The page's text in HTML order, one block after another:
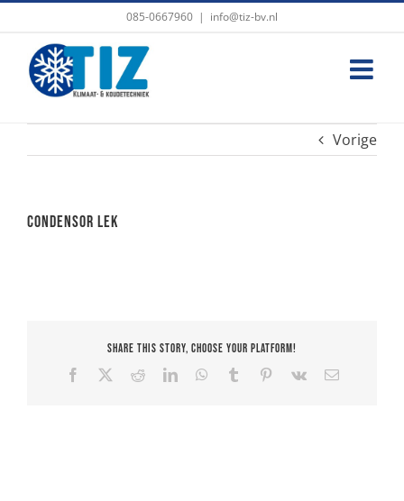
inhoud
085-0667960 | info@tiz-bv.nl
Vorige
Condensor lek
Share This Story, Choose Your Platform!
Facebook
RedditLinkedInWhatsApp
Tumblr Pinterest
Vk
E-